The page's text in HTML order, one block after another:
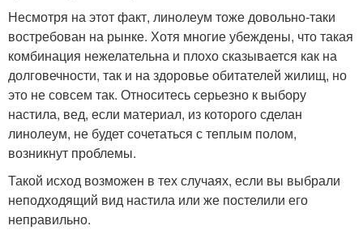
Несмотря на этот факт, линолеум тоже довольно-таки
востребован на рынке. Хотя многие убеждены, что такая
комбинация нежелательна и плохо сказывается как на
долговечности, так и на здоровье обитателей жилищ, но
это не совсем так. Относитесь серьезно к выбору
настила, вед, если материал, из которого сделан
линолеум, не будет сочетаться с теплым полом,
возникнут проблемы.
Такой исход возможен в тех случаях, если вы выбрали
неподходящий вид настила или же постелили его
неправильно.